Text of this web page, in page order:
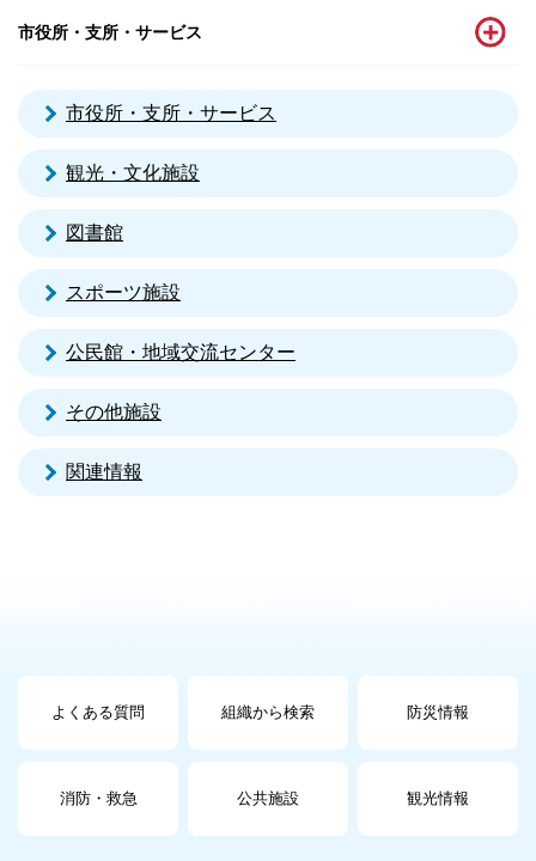
市役所・支所・サービス
市役所・支所・サービス
観光・文化施設
図書館
スポーツ施設
公民館・地域交流センター
その他施設
関連情報
よくある質問 組織から検索 防災情報
消防・救急 公共施設 観光情報